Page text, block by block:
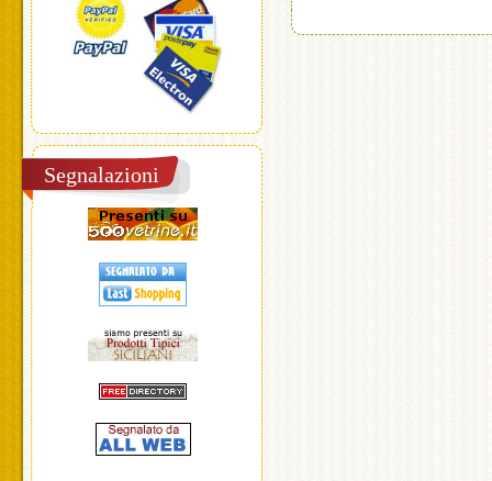
Segnalazioni